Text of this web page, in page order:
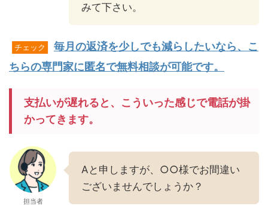
みて下さい。
チェック
毎月の返済を少しでも減らしたいなら、こ
ちらの専門家に匿名で無料相談が可能です。
支払いが遅れると、こういった感じで電話が掛
かってきます。
担当者
Aと申しますが、○○様でお間違い
ございませんでしょうか？